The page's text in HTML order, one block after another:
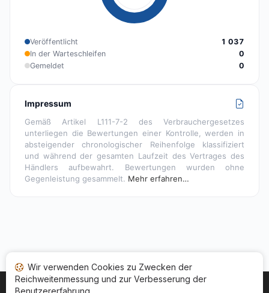
Veröffentlicht
1 037
In der Warteschleifen
0
Gemeldet
0
Impressum
Gemäß Artikel L111-7-2 des Verbrauchergesetzes
unterliegen die Bewertungen einer Kontrolle, werden in
absteigender chronologischer Reihenfolge klassifiziert
und während der gesamten Laufzeit des Vertrages des
Händlers aufbewahrt. Bewertungen wurden ohne
Gegenleistung gesammelt. Mehr erfahren…
Wir verwenden Cookies zu Zwecken der
Reichweitenmessung und zur Verbesserung der
Benutzererfahrung.